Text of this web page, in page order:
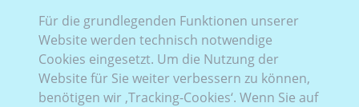
Rena_897: Baureihe 3, Facelift 2, FWD (Frontantrieb)
2019–2024, 1,Heckflügeltüren
, Verglasung Links
teilverglast
, Rechtsteilverglast , Heck verblecht
Für die grundlegenden Funktionen unserer
Website werden technisch notwendige
Cookies eingesetzt. Um die Nutzung der
Website für Sie weiter verbessern zu können,
benötigen wir ‚Tracking-Cookies‘. Wenn Sie auf